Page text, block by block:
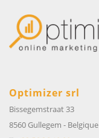
Optimizer srl
Bissegemstraat 33
8560 Gullegem - Belgique